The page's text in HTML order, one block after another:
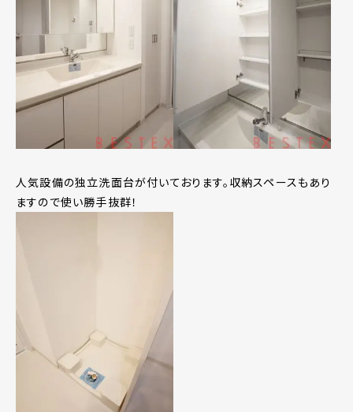
人気設備の独立洗面台が付いております。収納スペースもあり
ますので使い勝手抜群！